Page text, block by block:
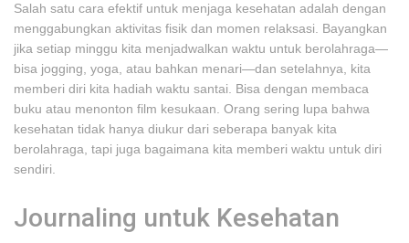
Salah satu cara efektif untuk menjaga kesehatan adalah dengan
menggabungkan aktivitas fisik dan momen relaksasi. Bayangkan
jika setiap minggu kita menjadwalkan waktu untuk berolahraga—
bisa jogging, yoga, atau bahkan menari—dan setelahnya, kita
memberi diri kita hadiah waktu santai. Bisa dengan membaca
buku atau menonton film kesukaan. Orang sering lupa bahwa
kesehatan tidak hanya diukur dari seberapa banyak kita
berolahraga, tapi juga bagaimana kita memberi waktu untuk diri
sendiri.
Journaling untuk Kesehatan